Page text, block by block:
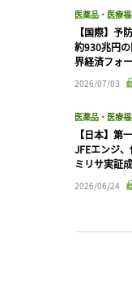
医薬品・医療
【国際】予
約930兆円
界経済フォ
2026/07/03
医薬品・医療
【日本】第
JFEエンジ
ミリサ実証
2026/06/24